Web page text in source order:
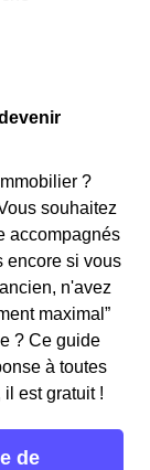
?
souhaitez
accompagnés
encore si vous
n'avez
maximal”
? Ce guide
à toutes
est gratuit !
de